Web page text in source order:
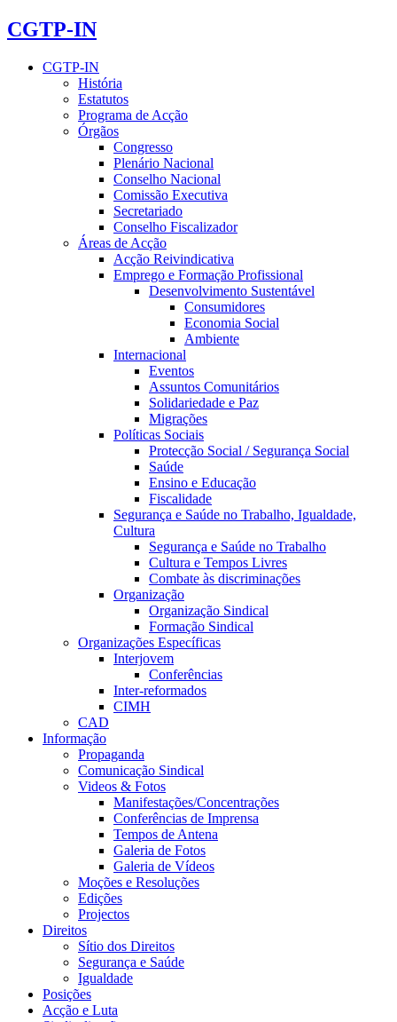
CGTP-IN
CGTP-IN
História
Estatutos
Programa de Acção
Órgãos
Congresso
Plenário Nacional
Conselho Nacional
Comissão Executiva
Secretariado
Conselho Fiscalizador
Áreas de Acção
Acção Reivindicativa
Emprego e Formação Profissional
Desenvolvimento Sustentável
Consumidores
Economia Social
Ambiente
Internacional
Eventos
Assuntos Comunitários
Solidariedade e Paz
Migrações
Políticas Sociais
Protecção Social / Segurança Social
Saúde
Ensino e Educação
Fiscalidade
Segurança e Saúde no Trabalho, Igualdade,
Cultura
Segurança e Saúde no Trabalho
Cultura e Tempos Livres
Combate às discriminações
Organização
Organização Sindical
Formação Sindical
Organizações Específicas
Interjovem
Conferências
Inter-reformados
CIMH
CAD
Informação
Propaganda
Comunicação Sindical
Videos & Fotos
Manifestações/Concentrações
Conferências de Imprensa
Tempos de Antena
Galeria de Fotos
Galeria de Vídeos
Moções e Resoluções
Edições
Projectos
Direitos
Sítio dos Direitos
Segurança e Saúde
Igualdade
Posições
Acção e Luta